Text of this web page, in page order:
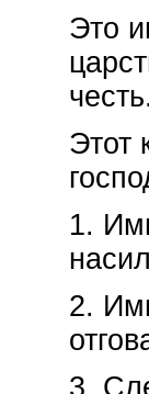
Это
Этот
1.
2.